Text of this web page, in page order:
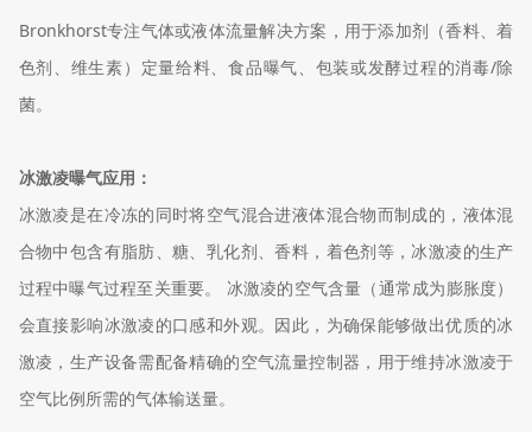
Bronkhorst专注气体或液体流量解决方案，用于添加剂（香料、着
色剂、维生素）定量给料、食品曝气、包装或发酵过程的消毒/除
菌。
冰激凌曝气应用：
冰激凌是在冷冻的同时将空气混合进液体混合物而制成的，液体混
合物中包含有脂肪、糖、乳化剂、香料，着色剂等，冰激凌的生产
过程中曝气过程至关重要。 冰激凌的空气含量（通常成为膨胀度）
会直接影响冰激凌的口感和外观。因此，为确保能够做出优质的冰
激凌，生产设备需配备精确的空气流量控制器，用于维持冰激凌于
空气比例所需的气体输送量。